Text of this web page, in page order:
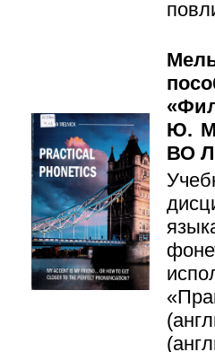
Ю.
ВО